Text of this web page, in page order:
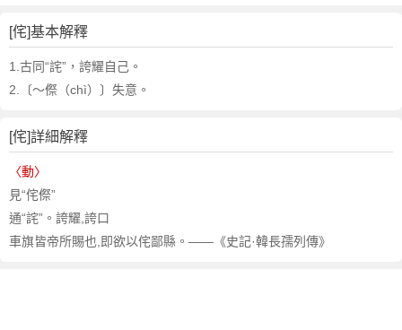
[侘]基本解釋
1.古同“詫”，誇耀自己。
2.〔～傺（chì）〕失意。
[侘]詳細解釋
〈動〉
見“侘傺”
通“詫”。誇耀,誇口
車旗皆帝所賜也,即欲以侘鄙縣。——《史記·韓長孺列傳》